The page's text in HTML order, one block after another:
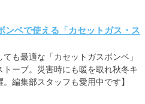
ンベで使える「カセットガス・ス
ても最適な「カセットガスボンベ」
トーブ。災害時にも暖を取れ秋冬キ
編集部スタッフも愛用中です】